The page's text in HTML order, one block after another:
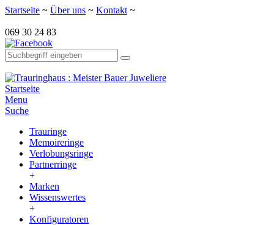
Startseite ~ Über uns ~ Kontakt ~
069 30 24 83
Startseite
Menu
Suche
Trauringe
Memoireringe
Verlobungsringe
Partnerringe
+
Marken
Wissenswertes
+
Konfiguratoren